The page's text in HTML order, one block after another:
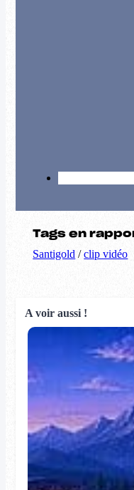
Tags en
Santigold /clip vidéo
A voir aussi !